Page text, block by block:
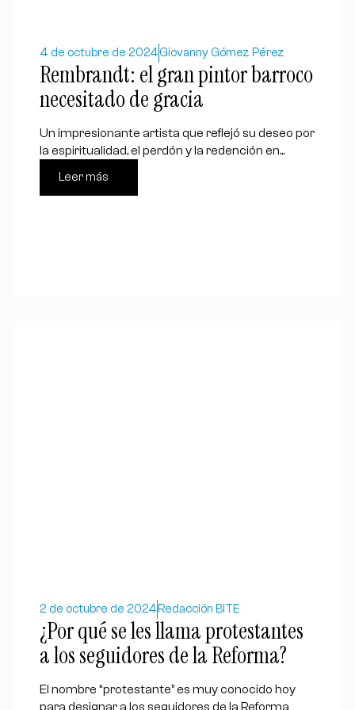
4 de octubre de 2024Giovanny Gómez Pérez
Rembrandt: el gran pintor barroco
necesitado de gracia
Un impresionante artista que reflejó su deseo por
la espiritualidad, el perdón y la redención en...
Leer más
2 de octubre de 2024 Redacción BITE
¿Por qué se les llama protestantes
a los seguidores de la Reforma?
El nombre “protestante” es muy conocido hoy
para designar a los seguidores de la Reforma